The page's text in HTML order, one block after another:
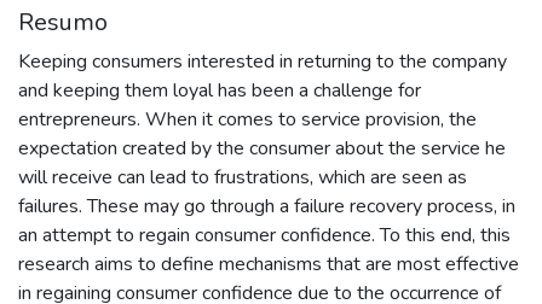
Resumo
Keeping consumers interested in returning to the company
and keeping them loyal has been a challenge for
entrepreneurs. When it comes to service provision, the
expectation created by the consumer about the service he
will receive can lead to frustrations, which are seen as
failures. These may go through a failure recovery process, in
an attempt to regain consumer confidence. To this end, this
research aims to define mechanisms that are most effective
in regaining consumer confidence due to the occurrence of